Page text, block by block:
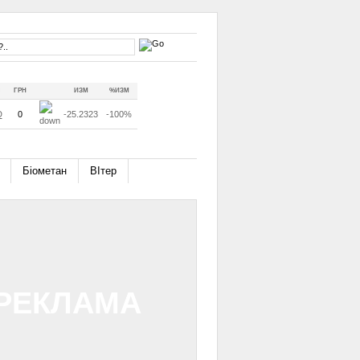
ГРН ИЗМ %ИЗМ
0 -25.2323 -100%
Біометан ВІтер